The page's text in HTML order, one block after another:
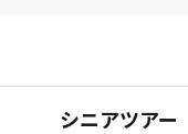
シニアツアー